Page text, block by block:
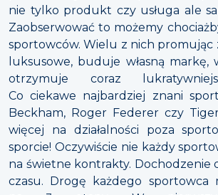
nie tylko produkt czy usługa ale
Zaobserwować to możemy
sportowców. Wielu z nich promując
luksusowe, buduje własną markę,
otrzymuje coraz
Co ciekawe najbardziej znani
Beckham, Roger Federer czy
więcej na działalności poza
sporcie! Oczywiście nie każdy
na świetne kontrakty. Dochodzenie
czasu. Drogę każdego sportowca